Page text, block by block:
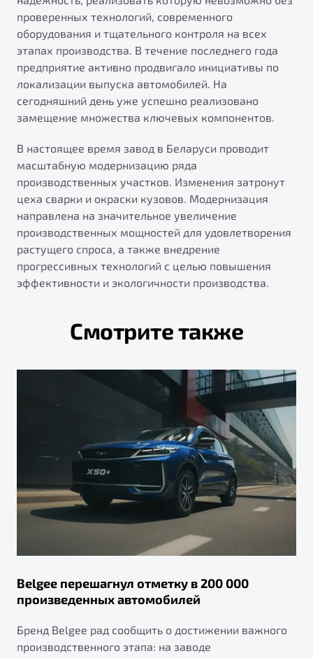
проверенных технологий, современного
оборудования и тщательного контроля на всех
этапах производства. В течение последнего года
предприятие активно продвигало инициативы по
локализации выпуска автомобилей. На
сегодняшний день уже успешно реализовано
замещение множества ключевых компонентов.
В настоящее время завод в Беларуси проводит
масштабную модернизацию ряда
производственных участков. Изменения затронут
цеха сварки и окраски кузовов. Модернизация
направлена на значительное увеличение
производственных мощностей для удовлетворения
растущего спроса, а также внедрение
прогрессивных технологий с целью повышения
эффективности и экологичности производства.
Смотрите также
Belgee перешагнул отметку в 200 000
произведенных автомобилей
Бренд Belgee рад сообщить о достижении важного
производственного этапа: на заводе